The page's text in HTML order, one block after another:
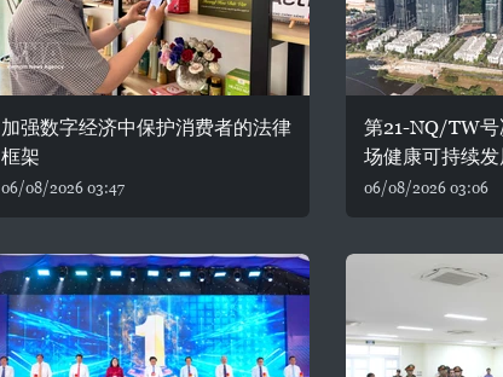
加强数字经济中保护消费者的法律
框架
06/08/2026 03:47
第21-NQ/TW
场健康可持续
06/08/2026 03:06